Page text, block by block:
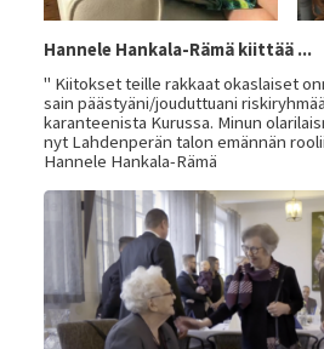
Hannele Hankala-Rämä kiittää ...
" Kiitokset teille rakkaat okaslaiset
sain päästyäni/jouduttuani
karanteenista Kurussa. Minun
nyt Lahdenperän talon emännän
Hannele Hankala-Rämä